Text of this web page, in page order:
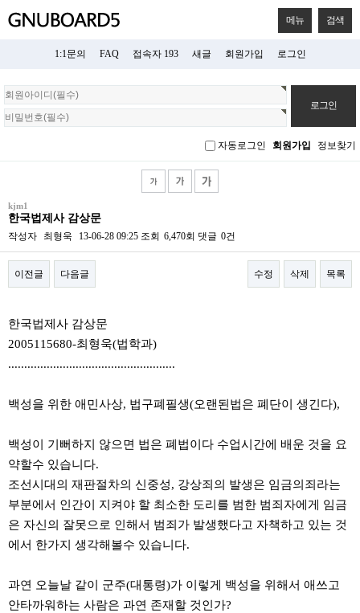
메뉴 검색
1:1문의 FAQ 접속자 193 새글 회원가입 로그인
회
원
로
자동로그인 회원가입 정보찾기
kjm1
한국법제사 감상문
작성자 최형욱 13-06-28 09:25 조회 6,470회 댓글 0건
이전글 다음글 수정 삭제 목록
한국법제사 감상문
2005115680-최형욱(법학과)
....................................................
백성을 위한 애민사상, 법구폐필생(오랜된법은 폐단이 생긴다),
백성이 기뻐하지 않으면 법은 폐법이다 수업시간에 배운 것을 요
약할수 있습니다.
조선시대의 재판절차의 신중성, 강상죄의 발생은 임금의죄라는
부분에서 인간이 지켜야 할 최소한 도리를 범한 범죄자에게 임금
은 자신의 잘못으로 인해서 범죄가 발생했다고 자책하고 있는 것
에서 한가지 생각해볼수 있습니다.
과연 오늘날 같이 군주(대통령)가 이렇게 백성을 위해서 애쓰고
안타까워하는 사람은 과연 존재할 것인가?